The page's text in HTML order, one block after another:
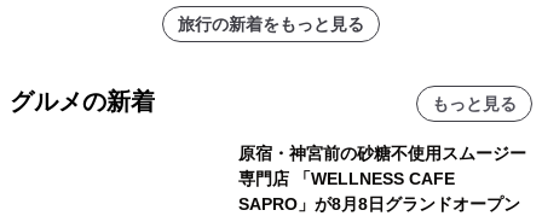
旅行の新着をもっと見る
グルメの新着 もっと見る
原宿・神宮前の砂糖不使用スムージー
専門店 「WELLNESS CAFE
SAPRO」が8月8日グランドオープン